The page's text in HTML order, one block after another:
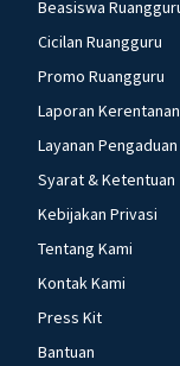
Beasiswa
Cicilan Ruangguru
Promo Ruangguru
Laporan Kerentanan
Layanan Pengaduan
Syarat & Ketentuan
Kebijakan Privasi
Tentang Kami
Kontak Kami
Press Kit
Bantuan